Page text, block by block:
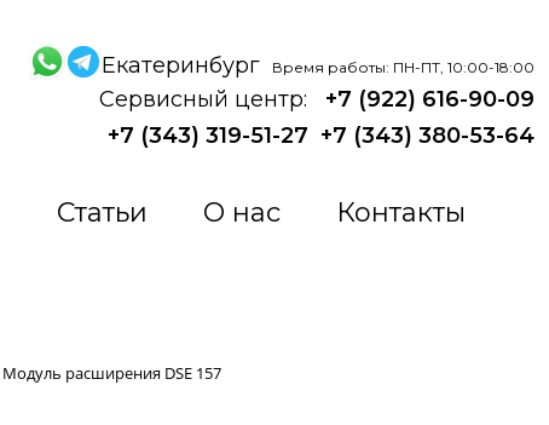
Екатеринбург Время работы: ПН-ПТ, 10:00-18:00
Сервисный центр:
+7 (922) 616-90-09
+7 (343) 319-51-27 +7 (343) 380-53-64
Статьи О нас Контакты
Модуль расширения DSE 157